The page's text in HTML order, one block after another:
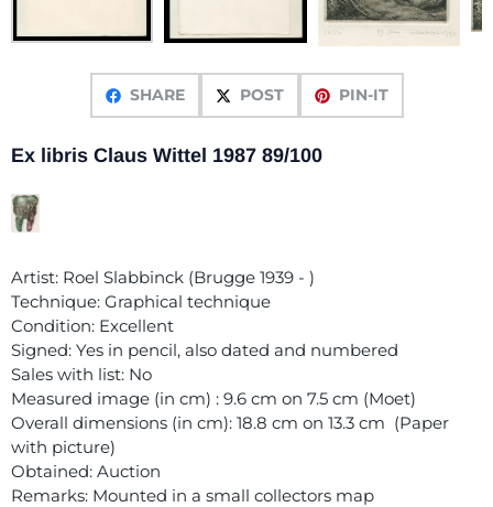
SHARE POST PIN-IT
Ex libris Claus Wittel 1987 89/100
Artist: Roel Slabbinck (Brugge 1939 - )
Technique: Graphical technique
Condition: Excellent
Signed: Yes in pencil, also dated and numbered
Sales with list: No
Measured image (in cm) : 9.6 cm on 7.5 cm (Moet)
Overall dimensions (in cm): 18.8 cm on 13.3 cm (Paper
with picture)
Obtained: Auction
Remarks: Mounted in a small collectors map